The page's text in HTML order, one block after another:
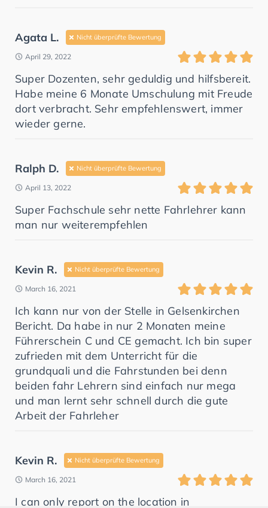
Agata L. Nicht überprüfte Bewertung
April 29, 2022
Super Dozenten, sehr geduldig und hilfsbereit.
Habe meine 6 Monate Umschulung mit Freude
dort verbracht. Sehr empfehlenswert, immer
wieder gerne.
Ralph D. Nicht überprüfte Bewertung
April 13, 2022
Super Fachschule sehr nette Fahrlehrer kann
man nur weiterempfehlen
Kevin R. Nicht überprüfte Bewertung
March 16, 2021
Ich kann nur von der Stelle in Gelsenkirchen
Bericht. Da habe in nur 2 Monaten meine
Führerschein C und CE gemacht. Ich bin super
zufrieden mit dem Unterricht für die
grundquali und die Fahrstunden bei denn
beiden fahr Lehrern sind einfach nur mega
und man lernt sehr schnell durch die gute
Arbeit der Fahrleher
Kevin R. Nicht überprüfte Bewertung
March 16, 2021
I can only report on the location in